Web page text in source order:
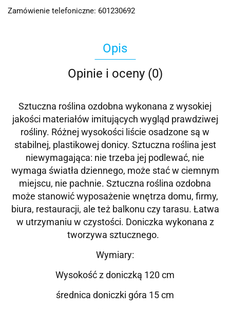
Zamówienie telefoniczne: 601230692
Opis
Opinie i oceny (0)
Sztuczna roślina ozdobna wykonana z wysokiej
jakości materiałów imitujących wygląd prawdziwej
rośliny. Różnej wysokości liście osadzone są w
stabilnej, plastikowej donicy. Sztuczna roślina jest
niewymagająca: nie trzeba jej podlewać, nie
wymaga światła dziennego, może stać w ciemnym
miejscu, nie pachnie. Sztuczna roślina ozdobna
może stanowić wyposażenie wnętrza domu, firmy,
biura, restauracji, ale też balkonu czy tarasu. Łatwa
w utrzymaniu w czystości. Doniczka wykonana z
tworzywa sztucznego.
Wymiary:
Wysokość z doniczką 120 cm
średnica doniczki góra 15 cm